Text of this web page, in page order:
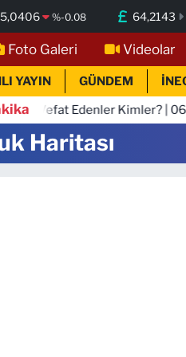
%-0.08 64,2143
Foto Galeri Videolar
YAYIN GÜNDEM
Vefat Edenler Kimler? | 06
Haritası